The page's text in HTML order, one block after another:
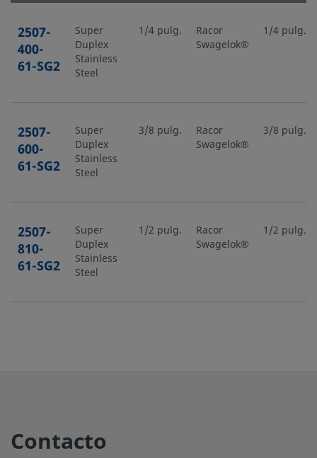
2507-
400-
61-SG2
Super
Duplex
Stainless
Steel
1/4 pulg.
Racor
Swagelok®
1/4 pulg.
2507-
600-
61-SG2
Super
Duplex
Stainless
Steel
3/8 pulg.
Racor
Swagelok®
3/8 pulg.
2507-
810-
61-SG2
Super
Duplex
Stainless
Steel
1/2 pulg.
Racor
Swagelok®
1/2 pulg.
Contacto